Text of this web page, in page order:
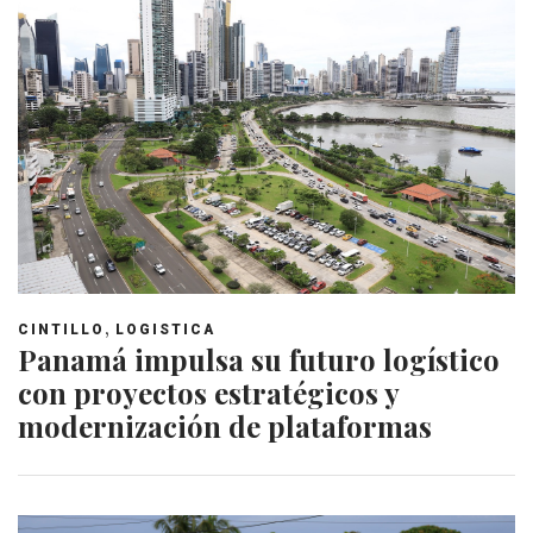
CINTILLO , LOGISTICA
Panamá impulsa su futuro logístico
con proyectos estratégicos y
modernización de plataformas